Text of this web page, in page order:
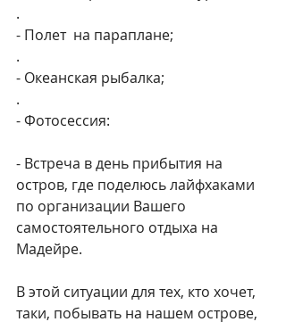
.
- Полет  на параплане;
.
- Океанская рыбалка;
.
- Фотосессия:
- Встреча в день прибытия на
остров, где поделюсь лайфхаками
по организации Вашего
самостоятельного отдыха на
Мадейре.
В этой ситуации для тех, кто хочет,
таки, побывать на нашем острове,